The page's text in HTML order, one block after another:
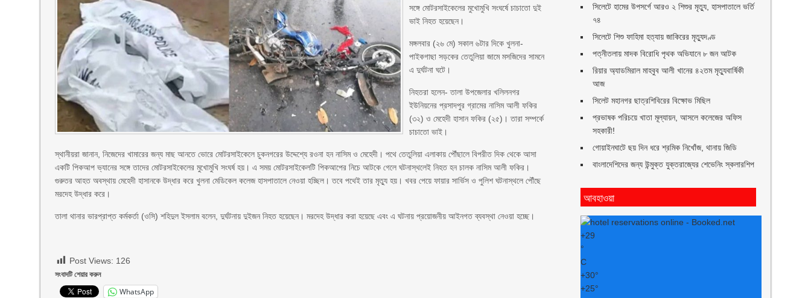
সঙ্গে মোটরসাইকেলের মুখোমুখি সংঘর্ষে চাচাতো দুই
ভাই নিহত হয়েছেন।
মঙ্গলবার (২৬ মে) সকাল ৬টার দিকে খুলনা-
পাইকগাছা সড়কের তেতুলিয়া জামে মসজিদের সামনে
এ দুর্ঘটনা ঘটে।
নিহতরা হলেন- তালা উপজেলার খলিলনগর
ইউনিয়নের প্রসাদপুর গ্রামের নাসিম আলী ফকির
(৩২) ও মেহেদী হাসান ফকির (২৫)। তারা সম্পর্কে
চাচাতো ভাই।
স্থানীয়রা জানান, নিজেদের খামারের জন্য মাছ আনতে ভোরে মোটরসাইকেলে চুকনগরের উদ্দেশ্যে রওনা হন নাসিম ও মেহেদী। পথে তেতুলিয়া এলাকায় পৌঁছালে বিপরীত দিক থেকে আসা
একটি পিকআপ ভ্যানের সঙ্গে তাদের মোটরসাইকেলের মুখোমুখি সংঘর্ষ হয়। এ সময় মোটরসাইকেলটি পিকআপের নিচে আটকে গেলে ঘটনাস্থলেই নিহত হন চালক নাসিম আলী ফকির।
গুরুতর আহত অবস্থায় মেহেদী হাসানকে উদ্ধার করে খুলনা মেডিকেল কলেজ হাসপাতালে নেওয়া হচ্ছিল। তবে পথেই তার মৃত্যু হয়। খবর পেয়ে ফায়ার সার্ভিস ও পুলিশ ঘটনাস্থলে পৌঁছে
মরদেহ উদ্ধার করে।
তালা থানার ভারপ্রাপ্ত কর্মকর্তা (ওসি) শহিদুল ইসলাম বলেন, দুর্ঘটনায় দুইজন নিহত হয়েছেন। মরদেহ উদ্ধার করা হয়েছে এবং এ ঘটনায় প্রয়োজনীয় আইনগত ব্যবস্থা নেওয়া হচ্ছে।
Post Views: 126
সংবাদটি শেয়ার করুন
WhatsApp
সিলেটে হামের উপসর্গে আরও ২ শিশুর মৃত্যু, হাসপাতালে ভর্তি
৭৪
সিলেটে শিশু ফাহিমা হত্যায় জাকিরের মৃত্যুদণ্ড
পত্নীতলায় মাদক বিরোধি পৃথক অভিযানে ৮ জন আটক
রিয়ার অ্যাডমিরাল মাহবুব আলী খানের ৪২তম মৃত্যুবার্ষিকী
আজ
সিলেট মহানগর ছাত্রশিবিরের বিক্ষোভ মিছিল
প্রভাষক পরিচয়ে খাতা মূল্যায়ন, আসলে কলেজের অফিস
সহকারী!
গোয়াইনঘাটে ছয় দিন ধরে শ্রমিক নিখোঁজ, থানায় জিডি
বাংলাদেশিদের জন্য উন্মুক্ত যুক্তরাজ্যের শেভেনিং স্কলারশিপ
আবহাওয়া
+29
°
C
+30°
+25°